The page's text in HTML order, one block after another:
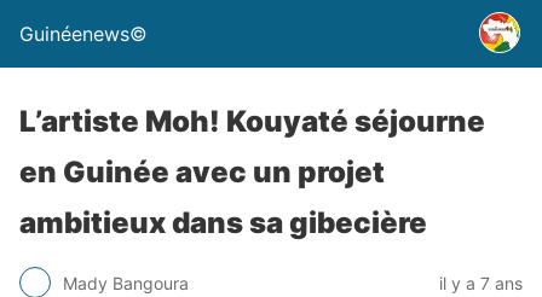
Guinéenews©
L’artiste Moh! Kouyaté séjourne
en Guinée avec un projet
ambitieux dans sa gibecière
Mady Bangoura il y a 7 ans